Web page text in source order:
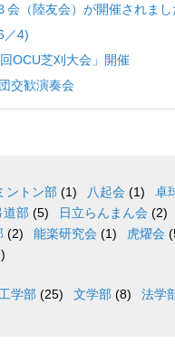
会（陸友会）が開催されまし
4)
OCU芝刈大会」開催
交歓演奏会
ントン部 (1) 八起会 (1) 卓
道部 (5) 日立らんまん会 (2)
(2) 能楽研究会 (1) 虎燿会
工学部 (25) 文学部 (8) 法学